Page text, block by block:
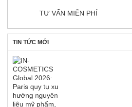
TƯ VẤN MIỄN PHÍ
TIN TỨC MỚI